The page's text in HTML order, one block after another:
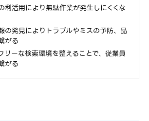
利活用により無駄作業が発生しにくくな
の発見によりトラブルやミスの予防、品
がる
リーな検索環境を整えることで、従業員
がる